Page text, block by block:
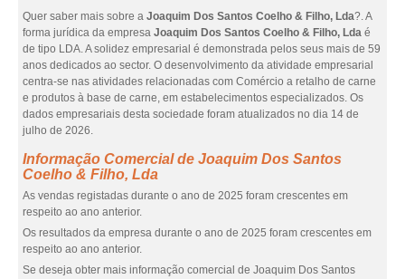
Quer saber mais sobre a Joaquim Dos Santos Coelho & Filho, Lda?. A
forma jurídica da empresa Joaquim Dos Santos Coelho & Filho, Lda é
de tipo LDA. A solidez empresarial é demonstrada pelos seus mais de 59
anos dedicados ao sector. O desenvolvimento da atividade empresarial
centra-se nas atividades relacionadas com Comércio a retalho de carne
e produtos à base de carne, em estabelecimentos especializados. Os
dados empresariais desta sociedade foram atualizados no dia 14 de
julho de 2026.
Informação Comercial de Joaquim Dos Santos
Coelho & Filho, Lda
As vendas registadas durante o ano de 2025 foram crescentes em
respeito ao ano anterior.
Os resultados da empresa durante o ano de 2025 foram crescentes em
respeito ao ano anterior.
Se deseja obter mais informação comercial de Joaquim Dos Santos